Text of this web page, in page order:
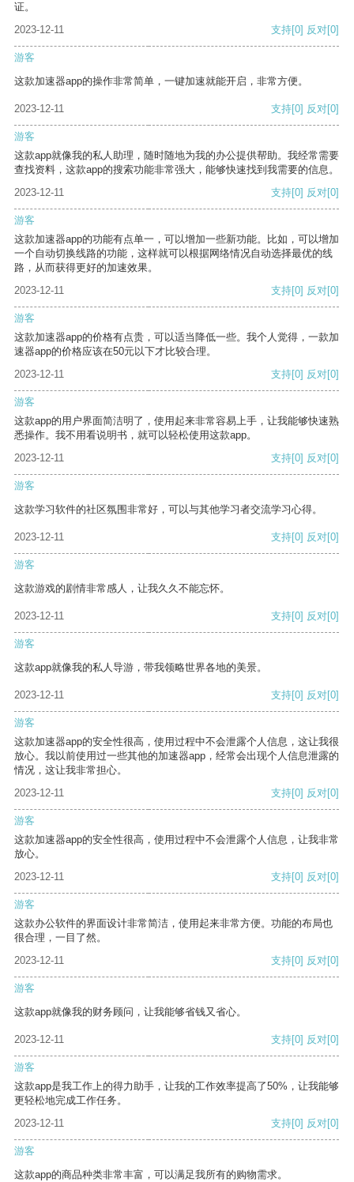
证。
2023-12-11
支持[0] 反对[0]
游客
这款加速器app的操作非常简单，一键加速就能开启，非常方便。
2023-12-11 支持[0] 反对[0]
游客
这款app就像我的私人助理，随时随地为我的办公提供帮助。我经常需要
查找资料，这款app的搜索功能非常强大，能够快速找到我需要的信息。
2023-12-11
支持[0] 反对[0]
游客
这款加速器app的功能有点单一，可以增加一些新功能。比如，可以增加
一个自动切换线路的功能，这样就可以根据网络情况自动选择最优的线
路，从而获得更好的加速效果。
2023-12-11
支持[0] 反对[0]
游客
这款加速器app的价格有点贵，可以适当降低一些。我个人觉得，一款加
速器app的价格应该在50元以下才比较合理。
2023-12-11
支持[0] 反对[0]
游客
这款app的用户界面简洁明了，使用起来非常容易上手，让我能够快速熟
悉操作。我不用看说明书，就可以轻松使用这款app。
2023-12-11
支持[0] 反对[0]
游客
这款学习软件的社区氛围非常好，可以与其他学习者交流学习心得。
2023-12-11 支持[0] 反对[0]
游客
这款游戏的剧情非常感人，让我久久不能忘怀。
2023-12-11 支持[0] 反对[0]
游客
这款app就像我的私人导游，带我领略世界各地的美景。
2023-12-11 支持[0] 反对[0]
游客
这款加速器app的安全性很高，使用过程中不会泄露个人信息，这让我很
放心。我以前使用过一些其他的加速器app，经常会出现个人信息泄露的
情况，这让我非常担心。
2023-12-11
支持[0] 反对[0]
游客
这款加速器app的安全性很高，使用过程中不会泄露个人信息，让我非常
放心。
2023-12-11
支持[0] 反对[0]
游客
这款办公软件的界面设计非常简洁，使用起来非常方便。功能的布局也
很合理，一目了然。
2023-12-11
支持[0] 反对[0]
游客
这款app就像我的财务顾问，让我能够省钱又省心。
2023-12-11 支持[0] 反对[0]
游客
这款app是我工作上的得力助手，让我的工作效率提高了50%，让我能够
更轻松地完成工作任务。
2023-12-11
支持[0] 反对[0]
游客
这款app的商品种类非常丰富，可以满足我所有的购物需求。